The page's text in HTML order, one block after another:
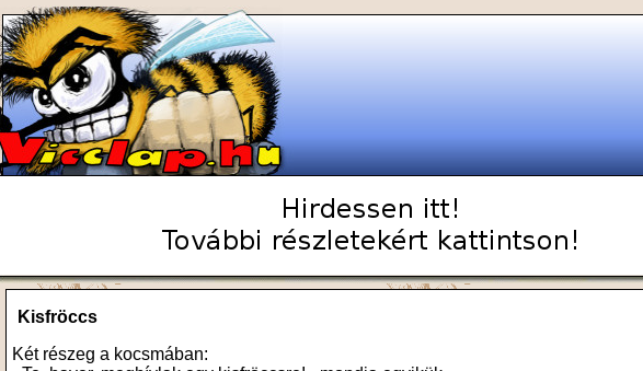
Kisfröccs
Két részeg a kocsmában: